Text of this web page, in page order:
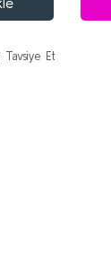
Tavsiye Et